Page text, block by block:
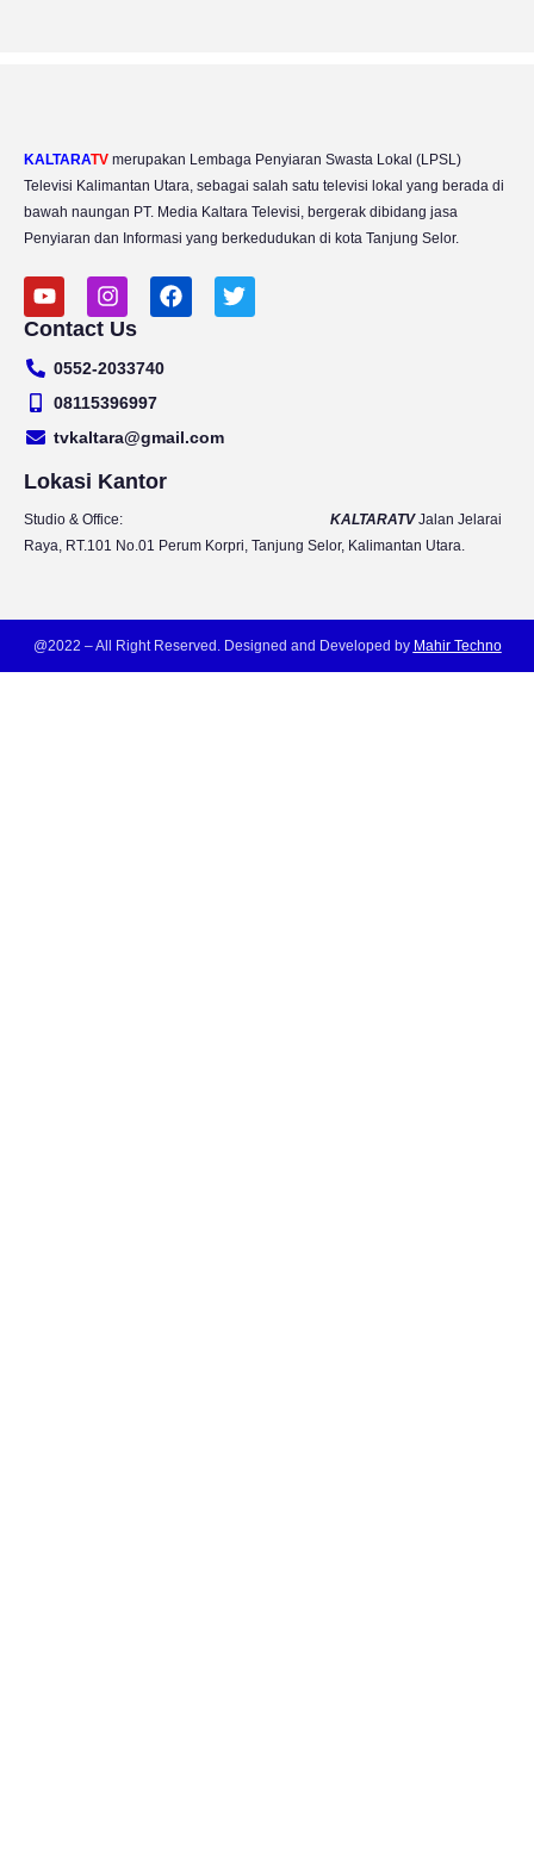
KALTARATV merupakan Lembaga Penyiaran Swasta Lokal (LPSL)
Televisi Kalimantan Utara, sebagai salah satu televisi lokal yang berada di
bawah naungan PT. Media Kaltara Televisi, bergerak dibidang jasa
Penyiaran dan Informasi yang berkedudukan di kota Tanjung Selor.
Y
o
u
u
b
I
n
s
a
g
a
m
F
a
k
T
w
Contact Us
0552-2033740
08115396997
tvkaltara@gmail.com
Lokasi Kantor
Studio & Office: KALTARATVJalan Jelarai
Raya, RT.101 No.01 Perum Korpri, Tanjung Selor, Kalimantan Utara.
@2022 – All Right Reserved. Designed and Developed by Mahir Techno